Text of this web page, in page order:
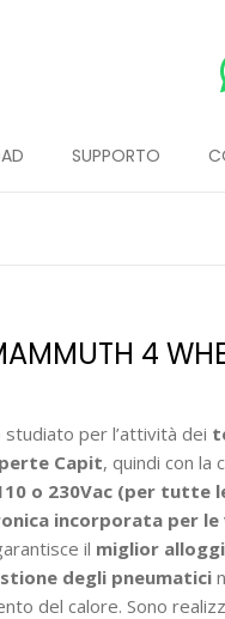
SUPPORTO
4
per l’attività dei
Capit, quindi con la
o 230Vac (per tutte
incorporata per le
il miglior
degli pneumatici
del calore. Sono